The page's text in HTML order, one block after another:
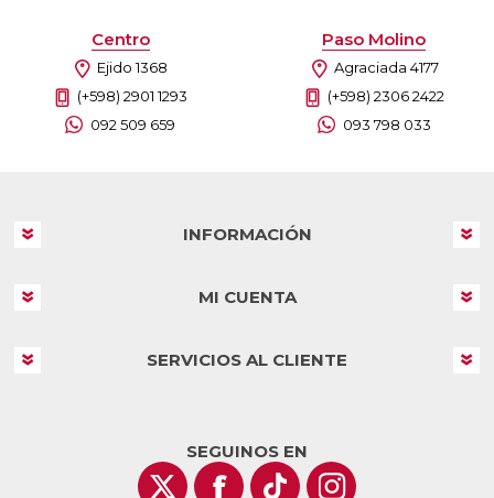
Centro
Ejido 1368
(+598) 2901 1293
092 509 659
Paso Molino
Agraciada 4177
(+598) 2306 2422
093 798 033
INFORMACIÓN
MI CUENTA
SERVICIOS AL CLIENTE
SEGUINOS EN